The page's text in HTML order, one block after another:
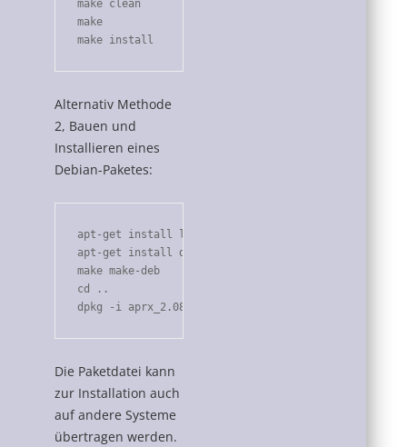
make clean
make
make install
Alternativ Methode
2, Bauen und
Installieren eines
Debian-Paketes:
apt-get install libssl-dev
apt-get install debhelper
make make-deb
cd ..
dpkg -i aprx_2.08.593-1_armhf.deb
Die Paketdatei kann
zur Installation auch
auf andere Systeme
übertragen werden.